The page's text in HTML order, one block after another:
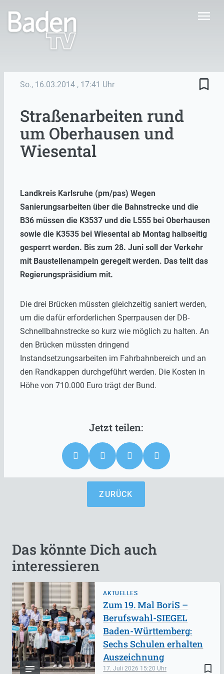
menu
So., 16.03.2014 , 17:41 Uhr bookmark_border
Straßenarbeiten rund
um Oberhausen und
Wiesental
Landkreis Karlsruhe (pm/pas) Wegen
Sanierungsarbeiten über die Bahnstrecke und die
B36 müssen die K3537 und die L555 bei Oberhausen
sowie die K3535 bei Wiesental ab Montag halbseitig
gesperrt werden. Bis zum 28. Juni soll der Verkehr
mit Baustellenampeln geregelt werden. Das teilt das
Regierungspräsidium mit.
Die drei Brücken müssten gleichzeitig saniert werden,
um die dafür erforderlichen Sperrpausen der DB-
Schnellbahnstrecke so kurz wie möglich zu halten. An
den Brücken müssten dringend
Instandsetzungsarbeiten im Fahrbahnbereich und an
den Randkappen durchgeführt werden. Die Kosten in
Höhe von 710.000 Euro trägt der Bund.
ZURÜCK
Das könnte Dich auch
interessieren
AKTUELLES
bookmark_border
17. Juli 2026 15:20
Zum 19. Mal BoriS –
Berufswahl-SIEGEL
Baden-Württemberg:
Sechs Schulen erhalten
Auszeichnung